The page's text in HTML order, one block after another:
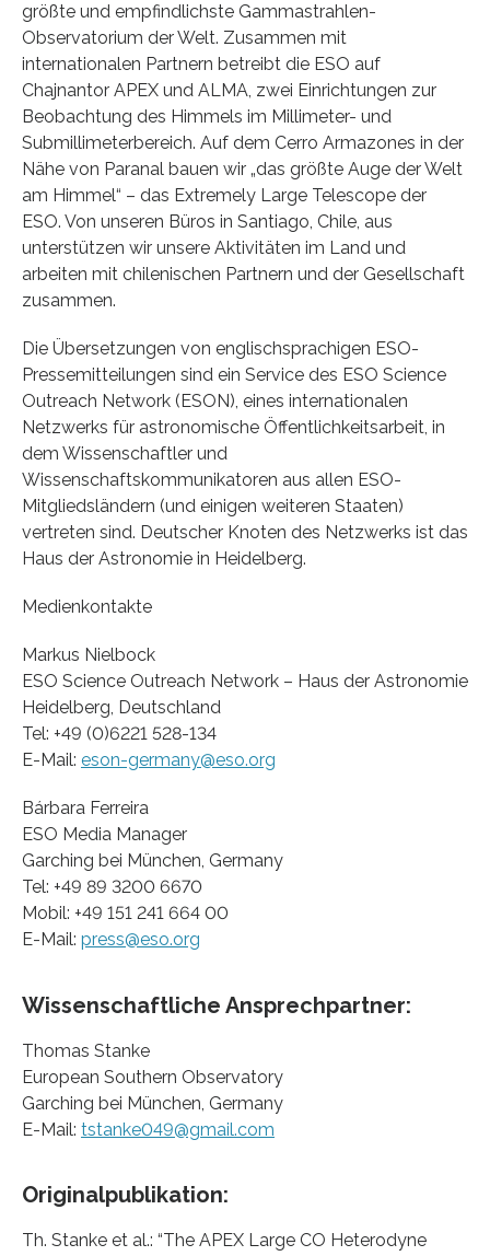
größte und empfindlichste Gammastrahlen-
Observatorium der Welt. Zusammen mit
internationalen Partnern betreibt die ESO auf
Chajnantor APEX und ALMA, zwei Einrichtungen zur
Beobachtung des Himmels im Millimeter- und
Submillimeterbereich. Auf dem Cerro Armazones in der
Nähe von Paranal bauen wir „das größte Auge der Welt
am Himmel“ – das Extremely Large Telescope der
ESO. Von unseren Büros in Santiago, Chile, aus
unterstützen wir unsere Aktivitäten im Land und
arbeiten mit chilenischen Partnern und der Gesellschaft
zusammen.
Die Übersetzungen von englischsprachigen ESO-
Pressemitteilungen sind ein Service des ESO Science
Outreach Network (ESON), eines internationalen
Netzwerks für astronomische Öffentlichkeitsarbeit, in
dem Wissenschaftler und
Wissenschaftskommunikatoren aus allen ESO-
Mitgliedsländern (und einigen weiteren Staaten)
vertreten sind. Deutscher Knoten des Netzwerks ist das
Haus der Astronomie in Heidelberg.
Medienkontakte
Markus Nielbock
ESO Science Outreach Network – Haus der Astronomie
Heidelberg, Deutschland
Tel: +49 (0)6221 528-134
E-Mail: eson-germany@eso.org
Bárbara Ferreira
ESO Media Manager
Garching bei München, Germany
Tel: +49 89 3200 6670
Mobil: +49 151 241 664 00
E-Mail: press@eso.org
Wissenschaftliche Ansprechpartner:
Thomas Stanke
European Southern Observatory
Garching bei München, Germany
E-Mail: tstanke049@gmail.com
Originalpublikation:
Th. Stanke et al.: “The APEX Large CO Heterodyne